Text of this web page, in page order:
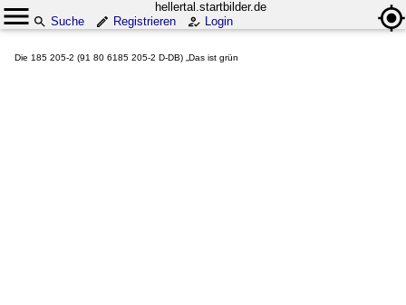
hellertal.startbilder.de
Suche
Registrieren Login
Die 185 205-2 (91 80 6185 205-2 D-DB) „Das ist grün